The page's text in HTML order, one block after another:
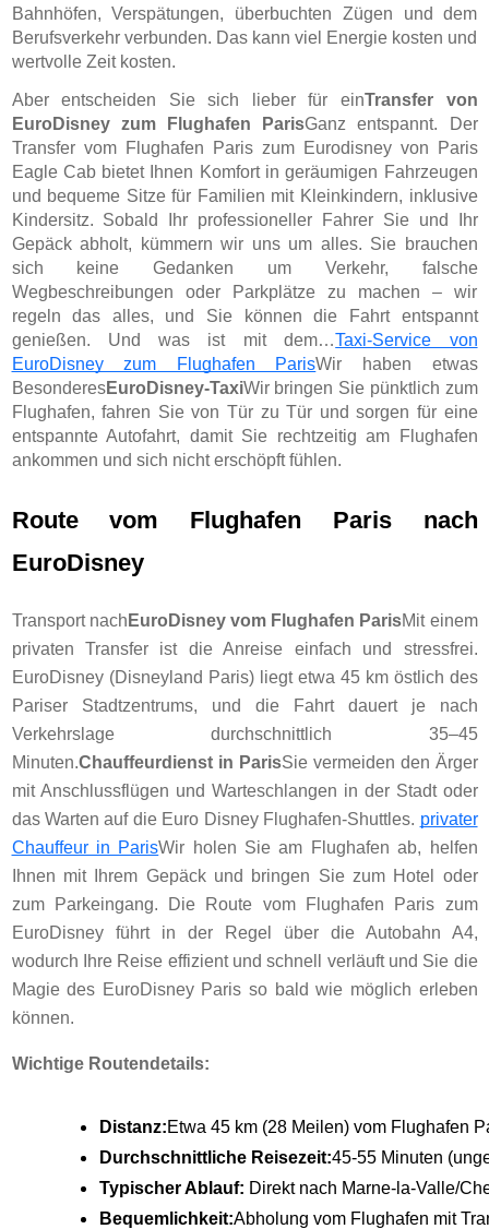
Bahnhöfen, Verspätungen, überbuchten Zügen und dem
Berufsverkehr verbunden. Das kann viel Energie kosten und
wertvolle Zeit kosten.
Aber entscheiden Sie sich lieber für einTransfer von
EuroDisney zum Flughafen ParisGanz entspannt. Der
Transfer vom Flughafen Paris zum Eurodisney von Paris
Eagle Cab bietet Ihnen Komfort in geräumigen Fahrzeugen
und bequeme Sitze für Familien mit Kleinkindern, inklusive
Kindersitz. Sobald Ihr professioneller Fahrer Sie und Ihr
Gepäck abholt, kümmern wir uns um alles. Sie brauchen
sich keine Gedanken um Verkehr, falsche
Wegbeschreibungen oder Parkplätze zu machen – wir
regeln das alles, und Sie können die Fahrt entspannt
genießen. Und was ist mit dem…Taxi-Service von
EuroDisney zum Flughafen ParisWir haben etwas
BesonderesEuroDisney-TaxiWir bringen Sie pünktlich zum
Flughafen, fahren Sie von Tür zu Tür und sorgen für eine
entspannte Autofahrt, damit Sie rechtzeitig am Flughafen
ankommen und sich nicht erschöpft fühlen.
Route vom Flughafen Paris nach
EuroDisney
Transport nach EuroDisney vom Flughafen ParisMit einem
privaten Transfer ist die Anreise einfach und stressfrei.
EuroDisney (Disneyland Paris) liegt etwa 45 km östlich des
Pariser Stadtzentrums, und die Fahrt dauert je nach
Verkehrslage durchschnittlich 35–45
Minuten.Chauffeurdienst in ParisSie vermeiden den Ärger
mit Anschlussflügen und Warteschlangen in der Stadt oder
das Warten auf die Euro Disney Flughafen-Shuttles. privater
Chauffeur in ParisWir holen Sie am Flughafen ab, helfen
Ihnen mit Ihrem Gepäck und bringen Sie zum Hotel oder
zum Parkeingang. Die Route vom Flughafen Paris zum
EuroDisney führt in der Regel über die Autobahn A4,
wodurch Ihre Reise effizient und schnell verläuft und Sie die
Magie des EuroDisney Paris so bald wie möglich erleben
können.
Wichtige Routendetails:
Distanz:Etwa 45 km (28 Meilen) vom Flughafen
Durchschnittliche Reisezeit:45-55 Minuten
Typischer Ablauf: Direkt nach Marne-la-Valle/
Bequemlichkeit:Abholung vom Flughafen mit